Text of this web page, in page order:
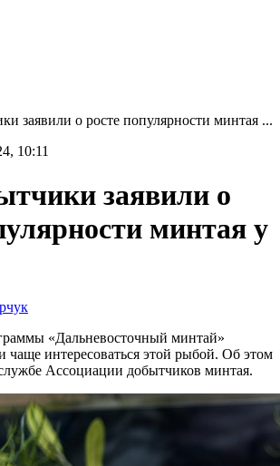
заявили о росте популярности минтая ...
10:11
заявили о
минтая у
«Дальневосточный минтай»
чаще интересоваться этой рыбой. Об этом
Ассоциации добытчиков минтая.